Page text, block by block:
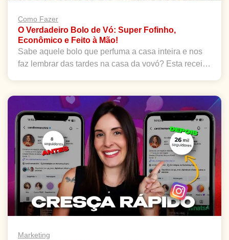
Como Fazer
O Verdadeiro Bolo de Vó: Super Fofinho,
Econômico e Feito à Mão!
Sabe aquele bolo que perfuma a casa inteira e nos
faz lembrar das tardes na casa da vovó? Esta recei…
Marketing